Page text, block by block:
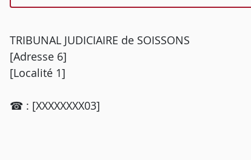
TRIBUNAL JUDICIAIRE de SOISSONS
[Adresse 6]
[Localité 1]
☎ : [XXXXXXXX03]